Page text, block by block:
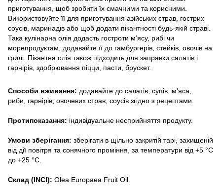
приготування, щоб зробити їх смачними та корисними.
Використовуйте її для приготування азійських страв, гострих
соусів, маринадів або щоб додати пікантності будь-якій страві.
Така кулінарна олія додасть гостроти м’ясу, рибі чи
морепродуктам, додавайте її до гамбургерів, стейків, овочів на
грилі. Пікантна олія також підходить для заправки салатів і
гарнірів, здобрювання піцци, пасти, брускет.
Способи вживання: додавайте до салатів, супів, м'яса,
риби, гарнірів, овочевих страв, соусів згідно з рецептами.
Протипоказання: індивідуальне несприйняття продукту.
Умови зберігання: зберігати в щільно закритій тарі, захищеній
від дії повітря та сонячного проміння, за температури від +5 °C
до +25 °C.
Склад (INCI): Olea Europaea Fruit Oil.